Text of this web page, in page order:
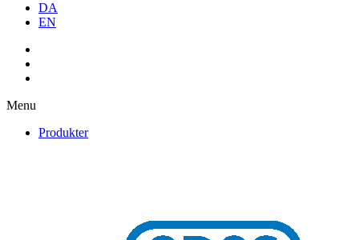
DA
EN
Menu
Produkter